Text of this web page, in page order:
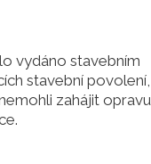
vydáno stavebním
stavební povolení,
zahájit opravu